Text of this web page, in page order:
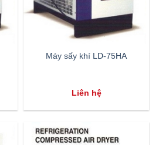
Máy sấy khí LD-75HA
Liên hệ